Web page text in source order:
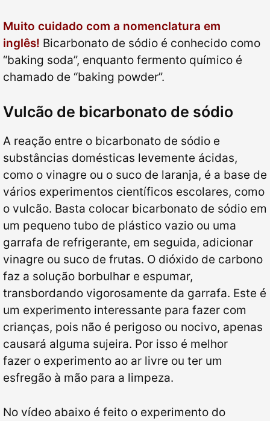
Muito cuidado com a nomenclatura em
inglês! Bicarbonato de sódio é conhecido como
“baking soda”, enquanto fermento químico é
chamado de “baking powder”.
Vulcão de bicarbonato de sódio
A reação entre o bicarbonato de sódio e
substâncias domésticas levemente ácidas,
como o vinagre ou o suco de laranja, é a base de
vários experimentos científicos escolares, como
o vulcão. Basta colocar bicarbonato de sódio em
um pequeno tubo de plástico vazio ou uma
garrafa de refrigerante, em seguida, adicionar
vinagre ou suco de frutas. O dióxido de carbono
faz a solução borbulhar e espumar,
transbordando vigorosamente da garrafa. Este é
um experimento interessante para fazer com
crianças, pois não é perigoso ou nocivo, apenas
causará alguma sujeira. Por isso é melhor
fazer o experimento ao ar livre ou ter um
esfregão à mão para a limpeza.
No vídeo abaixo é feito o experimento do